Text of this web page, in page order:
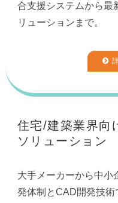
合支援システムから最
リューションまで。
住宅/建築業界向
ソリューション
大手メーカーから中小
発体制とCAD開発技